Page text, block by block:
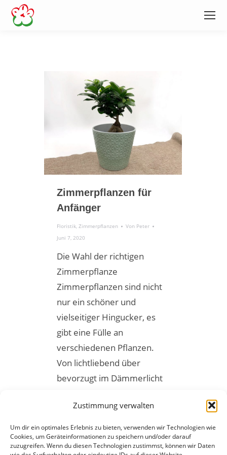
Zustimmung verwalten
Um dir ein optimales Erlebnis zu bieten, verwenden wir Technologien wie
Cookies, um Geräteinformationen zu speichern und/oder darauf
zuzugreifen. Wenn du diesen Technologien zustimmst, können wir Daten
Zimmerpflanzen für
Anfänger
Floristik,Zimmerpflanzen Von Peter
Juni 7, 2020
Die Wahl der richtigen
Zimmerpflanze
Zimmerpflanzen sind nicht
nur ein schöner und
vielseitiger Hingucker, es
gibt eine Fülle an
verschiedenen Pflanzen.
Von lichtliebend über
bevorzugt im Dämmerlicht
Luftfeuchtigkeit – für jeden
Platz in ihrer Wohnung oder
Haus gibt es